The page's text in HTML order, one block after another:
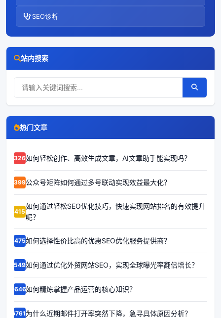
SEO诊断
站内搜索
热门文章
63264如何轻松创作、高效生成文章，AI文章助手能实现吗？
63992公众号矩阵如何通过多号联动实现效益最大化？
64153
如何通过轻松SEO优化技巧，快速实现网站排名的有效提升
呢？
64759如何选择性价比高的优惠SEO优化服务提供商？
65496如何通过优化外贸网站SEO，实现全球曝光率翻倍增长？
66467如何精炼掌握产品运营的核心知识？
67611为什么近期邮件打开率突然下降，急寻具体原因分析？